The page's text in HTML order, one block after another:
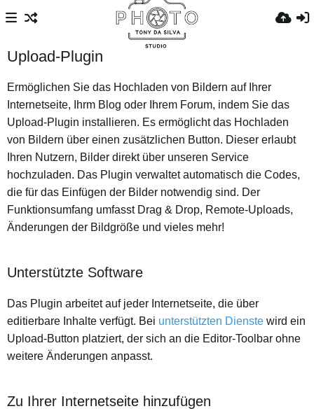
Upload-Plugin
Ermöglichen Sie das Hochladen von Bildern auf Ihrer
Internetseite, Ihrm Blog oder Ihrem Forum, indem Sie das
Upload-Plugin installieren. Es ermöglicht das Hochladen
von Bildern über einen zusätzlichen Button. Dieser erlaubt
Ihren Nutzern, Bilder direkt über unseren Service
hochzuladen. Das Plugin verwaltet automatisch die Codes,
die für das Einfügen der Bilder notwendig sind. Der
Funktionsumfang umfasst Drag & Drop, Remote-Uploads,
Änderungen der Bildgröße und vieles mehr!
Unterstützte Software
Das Plugin arbeitet auf jeder Internetseite, die über
editierbare Inhalte verfügt. Bei unterstützten Dienste wird ein
Upload-Button platziert, der sich an die Editor-Toolbar ohne
weitere Änderungen anpasst.
Zu Ihrer Internetseite hinzufügen